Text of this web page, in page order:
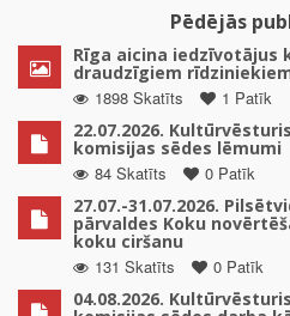
Pēdējās
Rīga aicina iedzīvotājus
draudzīgiem
1898 Skatīts
1 Patīk
22.07.2026.
komisijas sēdes lēmumi
84 Skatīts
0 Patīk
27.07.-31.07.2026.
pārvaldes Koku
koku ciršanu
131 Skatīts
0 Patīk
04.08.2026.